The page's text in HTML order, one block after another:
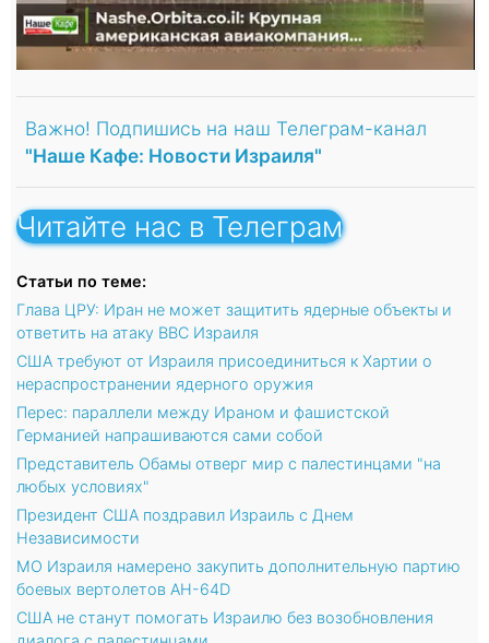
Важно! Подпишись на наш Телеграм-канал
"Наше Кафе: Новости Израиля"
Читайте нас в Телеграм
Статьи по теме:
Глава ЦРУ: Иран не может защитить ядерные объекты и
ответить на атаку ВВС Израиля
США требуют от Израиля присоединиться к Хартии о
нераспространении ядерного оружия
Перес: параллели между Ираном и фашистской
Германией напрашиваются сами собой
Представитель Обамы отверг мир с палестинцами "на
любых условиях"
Президент США поздравил Израиль с Днем
Независимости
МО Израиля намерено закупить дополнительную партию
боевых вертолетов AH-64D
США не станут помогать Израилю без возобновления